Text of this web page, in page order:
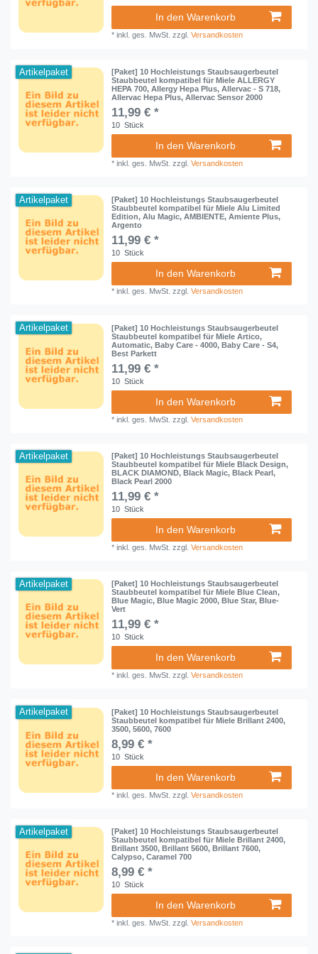
In den Warenkorb
*inkl. ges. MwSt. zzgl.Versandkosten
Artikelpaket
[Paket] 10 Hochleistungs Staubsaugerbeutel
Staubbeutel kompatibel für Miele ALLERGY
HEPA 700, Allergy Hepa Plus, Allervac - S 718,
Allervac Hepa Plus, Allervac Sensor 2000
11,99 € *
10 Stück
In den Warenkorb
*inkl. ges. MwSt. zzgl.Versandkosten
Artikelpaket
[Paket] 10 Hochleistungs Staubsaugerbeutel
Staubbeutel kompatibel für Miele Alu Limited
Edition, Alu Magic, AMBIENTE, Amiente Plus,
Argento
11,99 € *
10 Stück
In den Warenkorb
*inkl. ges. MwSt. zzgl.Versandkosten
Artikelpaket
[Paket] 10 Hochleistungs Staubsaugerbeutel
Staubbeutel kompatibel für Miele Artico,
Automatic, Baby Care - 4000, Baby Care - S4,
Best Parkett
11,99 € *
10 Stück
In den Warenkorb
*inkl. ges. MwSt. zzgl.Versandkosten
Artikelpaket
[Paket] 10 Hochleistungs Staubsaugerbeutel
Staubbeutel kompatibel für Miele Black Design,
BLACK DIAMOND, Black Magic, Black Pearl,
Black Pearl 2000
11,99 € *
10 Stück
In den Warenkorb
*inkl. ges. MwSt. zzgl.Versandkosten
Artikelpaket
[Paket] 10 Hochleistungs Staubsaugerbeutel
Staubbeutel kompatibel für Miele Blue Clean,
Blue Magic, Blue Magic 2000, Blue Star, Blue-
Vert
11,99 € *
10 Stück
In den Warenkorb
*inkl. ges. MwSt. zzgl.Versandkosten
Artikelpaket
[Paket] 10 Hochleistungs Staubsaugerbeutel
Staubbeutel kompatibel für Miele Brillant 2400,
3500, 5600, 7600
8,99 € *
10 Stück
In den Warenkorb
*inkl. ges. MwSt. zzgl.Versandkosten
Artikelpaket
[Paket] 10 Hochleistungs Staubsaugerbeutel
Staubbeutel kompatibel für Miele Brillant 2400,
Brillant 3500, Brillant 5600, Brillant 7600,
Calypso, Caramel 700
8,99 € *
10 Stück
In den Warenkorb
*inkl. ges. MwSt. zzgl.Versandkosten